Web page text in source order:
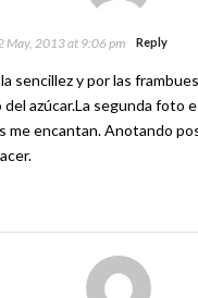
May, 2013 at 9:06 pm Reply
sencillez y por las
azúcar.La segunda foto
me encantan. Anotando